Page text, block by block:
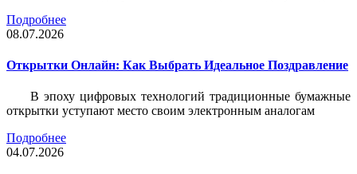
Подробнее
08.07.2026
Открытки Онлайн: Как Выбрать Идеальное Поздравление
В эпоху цифровых технологий традиционные бумажные
открытки уступают место своим электронным аналогам
Подробнее
04.07.2026